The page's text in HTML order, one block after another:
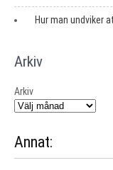
Hur man undviker
Arkiv
Arkiv
Annat: